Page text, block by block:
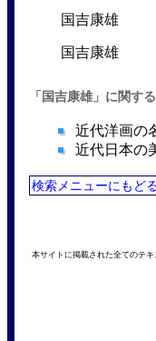
国吉康雄
国吉康雄
「国吉康雄」に関す
近代洋画の
近代日本の
検索メニューにもど
本サイトに掲載された全てのテ